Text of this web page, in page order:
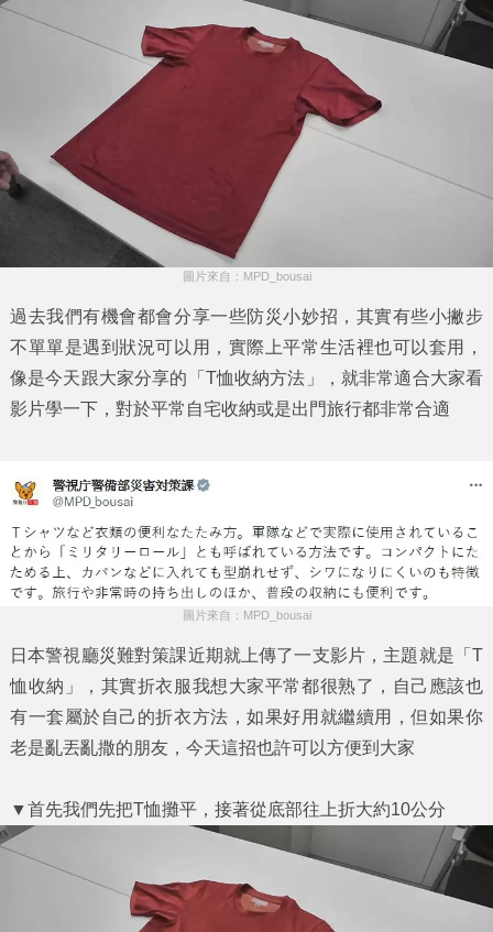
圖片來自：MPD_bousai
過去我們有機會都會分享一些防災小妙招，其實有些小撇步
不單單是遇到狀況可以用，實際上平常生活裡也可以套用，
像是今天跟大家分享的「 T恤收納方法 」，就非常適合大家看
影片學一下，對於平常自宅收納或是出門旅行都非常合適
圖片來自：MPD_bousai
日本警視廳災難對策課近期就上傳了一支影片，主題就是「T
恤收納」，其實折衣服我想大家平常都很熟了，自己應該也
有一套屬於自己的折衣方法，如果好用就繼續用，但如果你
老是亂丟亂撒的朋友，今天這招也許可以方便到大家
▼首先我們先把T恤攤平，接著從底部往上折大約10公分